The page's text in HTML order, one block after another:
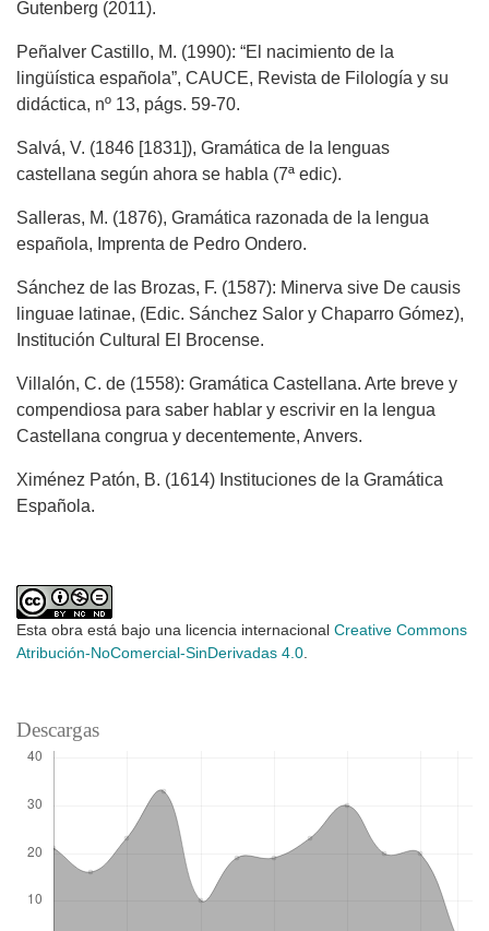
Gutenberg (2011).
Peñalver Castillo, M. (1990): “El nacimiento de la
lingüística española”, CAUCE, Revista de Filología y su
didáctica, nº 13, págs. 59-70.
Salvá, V. (1846 [1831]), Gramática de la lenguas
castellana según ahora se habla (7ª edic).
Salleras, M. (1876), Gramática razonada de la lengua
española, Imprenta de Pedro Ondero.
Sánchez de las Brozas, F. (1587): Minerva sive De causis
linguae latinae, (Edic. Sánchez Salor y Chaparro Gómez),
Institución Cultural El Brocense.
Villalón, C. de (1558): Gramática Castellana. Arte breve y
compendiosa para saber hablar y escrivir en la lengua
Castellana congrua y decentemente, Anvers.
Ximénez Patón, B. (1614) Instituciones de la Gramática
Española.
Esta obra está bajo una licencia internacional Creative Commons
Atribución-NoComercial-SinDerivadas 4.0.
Descargas